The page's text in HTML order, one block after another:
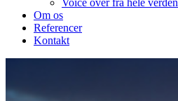
Voice over fra hele verden
Om os
Referencer
Kontakt